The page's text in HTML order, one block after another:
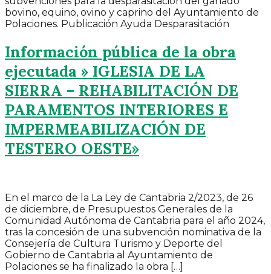
bovino, equino, ovino y caprino del Ayuntamiento de
Polaciones. Publicación Ayuda Desparasitación
Información pública de la obra
ejecutada » IGLESIA DE LA
SIERRA – REHABILITACIÓN DE
PARAMENTOS INTERIORES E
IMPERMEABILIZACIÓN DE
TESTERO OESTE»
En el marco de la La Ley de Cantabria 2/2023, de 26
de diciembre, de Presupuestos Generales de la
Comunidad Autónoma de Cantabria para el año 2024,
tras la concesión de una subvención nominativa de la
Consejería de Cultura Turismo y Deporte del
Gobierno de Cantabria al Ayuntamiento de
Polaciones se ha finalizado la obra […]